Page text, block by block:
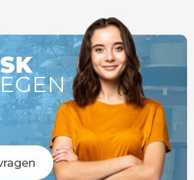
voor 14:00 uur besteld =
vandaag verstuurd!